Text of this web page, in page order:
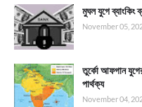
মুঘল যুগে ব্যাংকিং
November 05,
তুর্কো আফগান
পার্থক্য
November 04,